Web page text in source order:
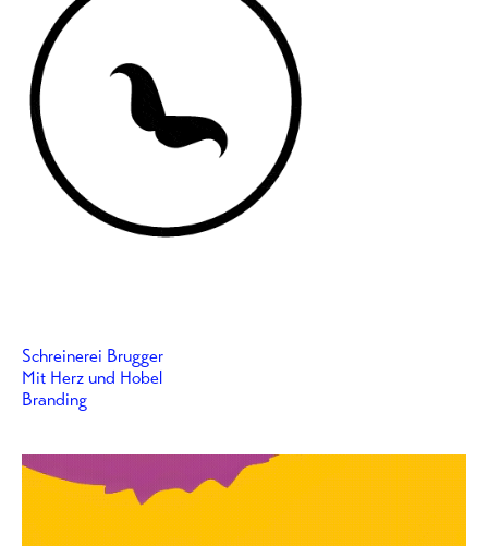
Schreinerei Brugger
Mit Herz und Hobel
Branding